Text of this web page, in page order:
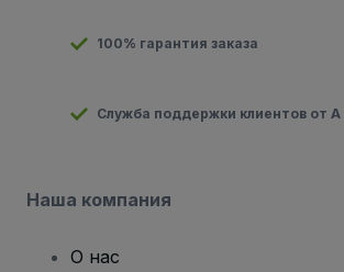
100% гарантия заказа
Служба поддержки клиентов от А
Наша компания
О нас